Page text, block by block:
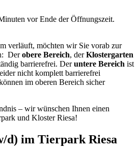
vor Ende der Öffnungszeit.
verläuft, möchten wir Sie vorab zur
Derobere Bereich, derKlostergarten
barrierefrei. Deruntere Bereich ist
nicht komplett barrierefrei
im oberen Bereich sicher
– wir wünschen Ihnen einen
und Kloster Riesa!
d) im Tierpark Riesa